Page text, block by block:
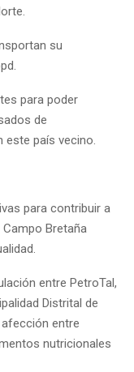
su
para poder
de
país vecino.
para contribuir a
Bretaña
entre PetroTal,
Distrital de
entre
nutricionales